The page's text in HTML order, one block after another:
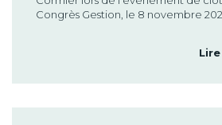
Congrès Gestion, le 8 novembre